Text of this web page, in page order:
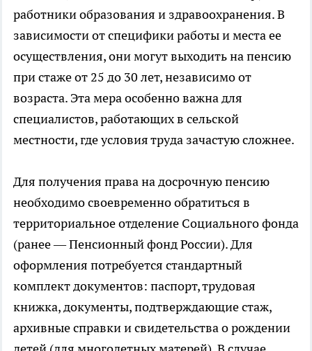
работники образования и здравоохранения. В
зависимости от специфики работы и места ее
осуществления, они могут выходить на пенсию
при стаже от 25 до 30 лет, независимо от
возраста. Эта мера особенно важна для
специалистов, работающих в сельской
местности, где условия труда зачастую сложнее.
Для получения права на досрочную пенсию
необходимо своевременно обратиться в
территориальное отделение Социального фонда
(ранее — Пенсионный фонд России). Для
оформления потребуется стандартный
комплект документов: паспорт, трудовая
книжка, документы, подтверждающие стаж,
архивные справки и свидетельства о рождении